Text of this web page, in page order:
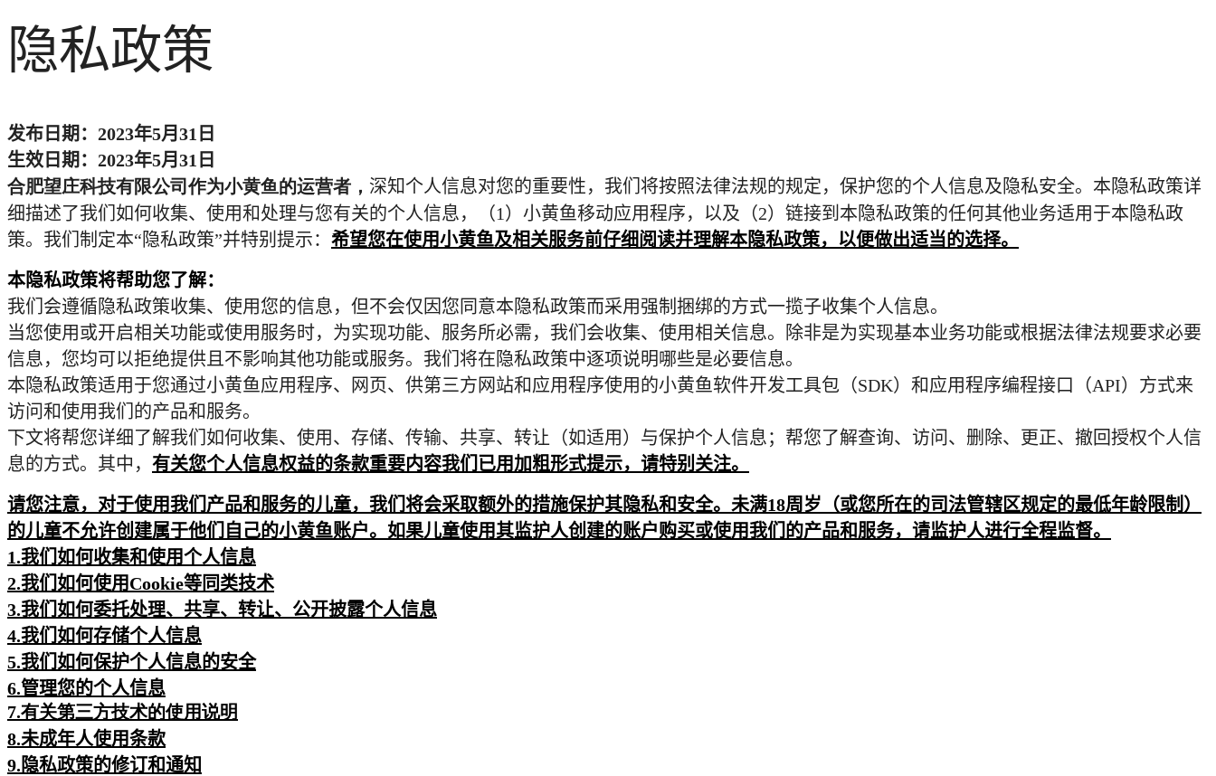
隐私政策
发布日期： 2023年5月 31 日
生效日期： 2023年5月 31 日
合肥望庄科技有限公司作为小黄鱼的运营者， 深知个人信息对您的重要性，我们将按照法律法规的规定，保护您的个人信息及隐私安全。本隐私政策详
细描述了我们如何收集、使用和处理与您有关的个人信息，（1 ）小黄鱼移动应用程序，以及（2）链接到本隐私政策的任何其他业务适用于本隐私政
策。我们制定本“隐私政策”并特别提示： 希望您在使用小黄鱼及相关服务前仔细阅读并理解本隐私政策，以便做出适当的选择。
本隐私政策将帮助您了解：
我们会遵循隐私政策收集、使用您的信息，但不会仅因您同意本隐私政策而采用强制捆绑的方式一揽子收集个人信息。
当您使用或开启相关功能或使用服务时，为实现功能、服务所必需，我们会收集、使用相关信息。除非是为实现基本业务功能或根据法律法规要求必要
信息，您均可以拒绝提供且不影响其他功能或服务。我们将在隐私政策中逐项说明哪些是必要信息。
本隐私政策适用于您通过小黄鱼应用程序、网页、供第三方网站和应用程序使用的小黄鱼软件开发工具包（SDK）和应用程序编程接口（API）方式来
访问和使用我们的产品和服务。
下文将帮您详细了解我们如何收集、使用、存储、传输、共享、转让（如适用）与保护个人信息；帮您了解查询、访问、删除、更正、撤回授权个人信
息的方式。其中， 有关您个人信息权益的条款重要内容我们已用加粗形式提示，请特别关注。
请您注意，对于使用我们产品和服务的儿童，我们将会采取额外的措施保护其隐私和安全。未满18周岁（或您所在的司法管辖区规定的最低年龄限制）
的儿童不允许创建属于他们自己的小黄鱼账户。如果儿童使用其监护人创建的账户购买或使用我们的产品和服务，请监护人进行全程监督。
1.我们如何收集和使用个人信息
2.我们如何使用Cookie等同类技术
3.我们如何委托处理、共享、转让、公开披露个人信息
4.我们如何存储个人信息
5.我们如何保护个人信息的安全
6.管理您的个人信息
7.有关第三方技术的使用说明
8.未成年人使用条款
9.隐私政策的修订和通知